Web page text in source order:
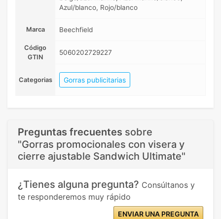
Azul/blanco, Rojo/blanco
Marca Beechfield
Código
GTIN
5060202729227
Categorias Gorras publicitarias
Preguntas frecuentes sobre
"Gorras promocionales con visera y
cierre ajustable Sandwich Ultimate"
¿Tienes alguna pregunta? Consúltanos y
te responderemos muy rápido
ENVIAR UNA PREGUNTA